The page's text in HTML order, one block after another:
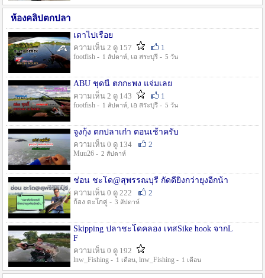
ห้องคลิปตกปลา
เดาไปเรื่อย
ความเห็น 2 ดู 157
1
footfish - 1 สัปดาห์, เอ สระบุรี - 5 วัน
ABU ชุดนี้ ตกกะพง แจ่มเลย
ความเห็น 2 ดู 143
1
footfish - 1 สัปดาห์, เอ สระบุรี - 5 วัน
จูงกุ้ง ตกปลาเก๋า ตอนเช้าครับ
ความเห็น 0 ดู 134
2
Muu26 - 2 สัปดาห์
ช่อน ชะโด@สุพรรณบุรี กัดดียิ่งกว่ายุงอีกน้า
ความเห็น 0 ดู 222
2
ก้อง ตะโกคู่ - 3 สัปดาห์
Skipping ปลาชะโดคลอง เทสSike hook จากL
F
ความเห็น 0 ดู 192
lnw_Fishing - 1 เดือน, lnw_Fishing - 1 เดือน